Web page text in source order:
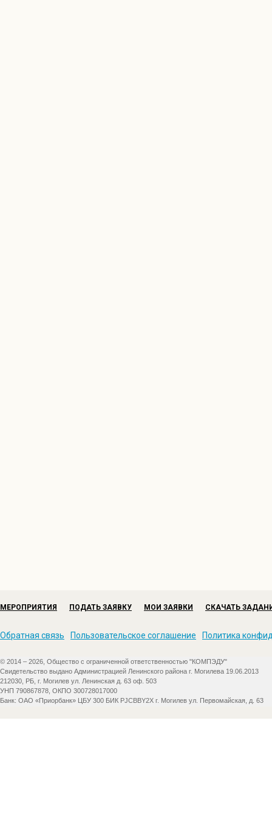
МЕРОПРИЯТИЯ ПОДАТЬ ЗАЯВКУ МОИ ЗАЯВКИ СКАЧАТЬ
Обратная связь Пользовательское соглашение Политика
© 2014 – 2026, Общество с ограниченной ответственностью "КОМПЭДУ"
Свидетельство выдано Администрацией Ленинского района г. Могилева 19.06.2013
212030, РБ, г. Могилев ул. Ленинская д. 63 оф. 503
УНП 790867878, ОКПО 300728017000
Банк: ОАО «Приорбанк» ЦБУ 300 БИК PJCBBY2X г. Могилев ул. Первомайская, д. 63